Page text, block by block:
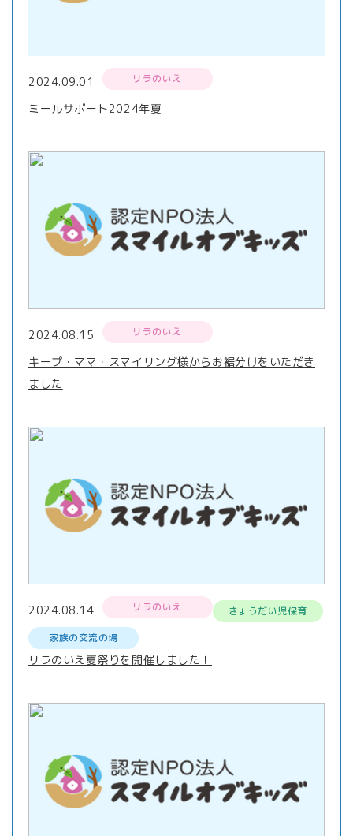
2024.09.01 リラのいえ
ミールサポート2024年夏
2024.08.15 リラのいえ
キープ・ママ・スマイリング様からお裾分けをいただき
ました
2024.08.14 リラのいえ
きょうだい児保育
家族の交流の場
リラのいえ夏祭りを開催しました！